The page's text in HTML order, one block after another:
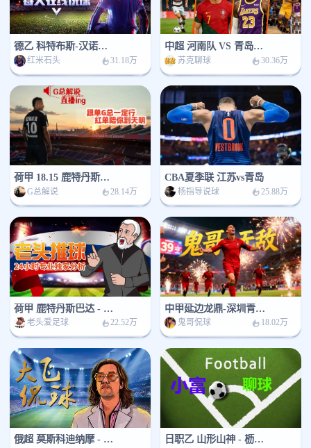
德乙 科特布斯-汉诺威96
红米石头 31.18万
中超 河南队 VS 青岛西海岸
苏克聊球 30.36万
荷甲 18.15 鹿特丹斯巴达 vs 费耶诺德
G总解说 28.14万
CBA夏季联 江苏vs青岛
杨指导说球 25.88万
荷甲 鹿特丹斯巴达 - 费耶诺德
老头爱足球 22.52万
中甲延边龙鼎-深圳青年人
鬼哥侃球 18.02万
俄超 莫斯科迪纳摩 - 马哈奇卡拉 日职乙 山形山神 - 枥木市FC